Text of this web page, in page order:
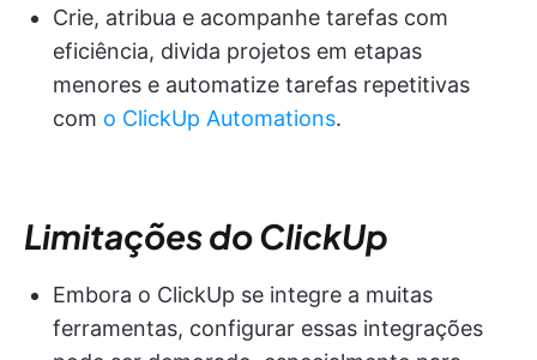
Crie, atribua e acompanhe tarefas com
eficiência, divida projetos em etapas
menores e automatize tarefas repetitivas
com o ClickUp Automations.
Limitações do ClickUp
Embora o ClickUp se integre a muitas
ferramentas, configurar essas integrações